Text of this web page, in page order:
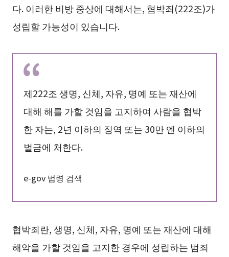
다. 이러한 비방 중상에 대해서는, 협박죄(222조)가
성립할 가능성이 있습니다.
제222조 생명, 신체, 자유, 명예 또는 재산에
대해 해를 가할 것임을 고지하여 사람을 협박
한 자는, 2년 이하의 징역 또는 30만 엔 이하의
벌금에 처한다.
e-gov 법령 검색
협박죄란, 생명, 신체, 자유, 명예 또는 재산에 대해
해악을 가할 것임을 고지한 경우에 성립하는 범죄